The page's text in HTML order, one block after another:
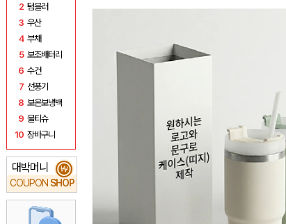
2 텀블러
3 우산
4 부채
5 보조배터리
6 수건
7 선풍기
8 보온보냉백
9 물티슈
10 장바구니
대박머니
COUPON SHOP
₩